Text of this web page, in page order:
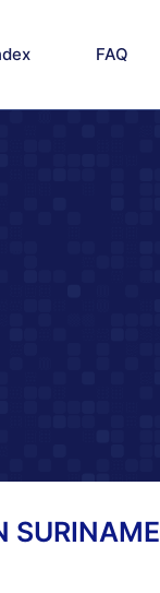
FAQ
SURINAME